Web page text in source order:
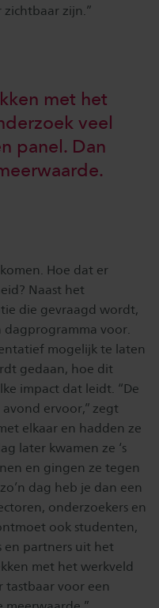
zijn.”
met het
veel
panel. Dan
Hoe dat er
Naast het
die gevraagd wordt,
dagprogramma voor.
mogelijk te laten
gedaan, hoe dit
impact dat leidt. “De
ervoor,” zegt
elkaar en hadden ze
later kwamen ze ‘s
en gingen ze tegen
dag heb je dan een
onderzoekers en
ook studenten,
en partners uit het
met het werkveld
voor een